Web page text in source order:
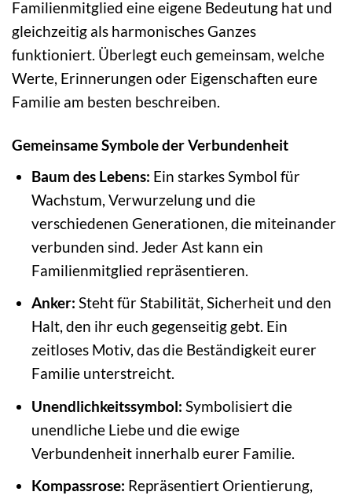
Familienmitglied eine eigene Bedeutung hat und
gleichzeitig als harmonisches Ganzes
funktioniert. Überlegt euch gemeinsam, welche
Werte, Erinnerungen oder Eigenschaften eure
Familie am besten beschreiben.
Gemeinsame Symbole der Verbundenheit
Baum des Lebens: Ein starkes Symbol für
Wachstum, Verwurzelung und die
verschiedenen Generationen, die miteinander
verbunden sind. Jeder Ast kann ein
Familienmitglied repräsentieren.
Anker: Steht für Stabilität, Sicherheit und den
Halt, den ihr euch gegenseitig gebt. Ein
zeitloses Motiv, das die Beständigkeit eurer
Familie unterstreicht.
Unendlichkeitssymbol: Symbolisiert die
unendliche Liebe und die ewige
Verbundenheit innerhalb eurer Familie.
Kompassrose: Repräsentiert Orientierung,